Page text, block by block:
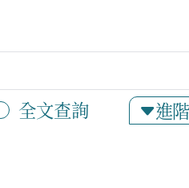
全文查詢 進